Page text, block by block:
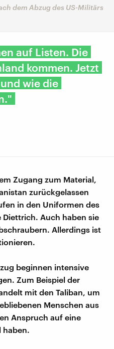
dem Abzug des US-Militärs
auf Listen. Die
kommen. Jetzt
wie die
Zugang zum Material,
zurückgelassen
in den Uniformen des
Diettrich. Auch haben sie
Allerdings ist
beginnen intensive
Zum Beispiel der
mit den Taliban, um
Menschen aus
Anspruch auf eine
haben.